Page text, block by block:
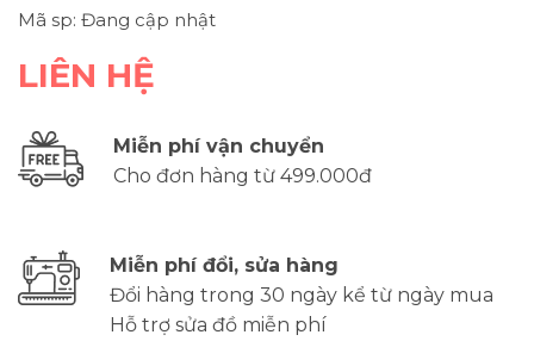
Mã sp: Đang cập nhật
LIÊN HỆ
Miễn phí vận chuyển
Cho đơn hàng từ 499.000đ
Miễn phí đổi, sửa hàng
Đổi hàng trong 30 ngày kể từ ngày mua
Hỗ trợ sửa đồ miễn phí